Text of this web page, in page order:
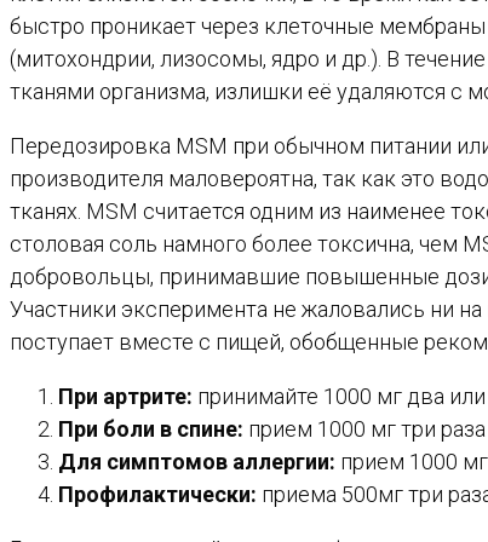
быстро проникает через клеточные
(митохондрии, лизосомы, ядро и др.). В
тканями организма, излишки её удаляются с
Передозировка MSM при обычном питании
производителя маловероятна, так как это
тканях. MSM считается одним из наименее
столовая соль намного более токсична, чем
добровольцы, принимавшие повышенные
Участники эксперимента не жаловались ни
поступает вместе с пищей, обобщенные
При артрите: принимайте 1000 мг два или
При боли в спине: прием 1000 мг три раза
Для симптомов аллергии: прием 1000
Профилактически: приема 500мг три